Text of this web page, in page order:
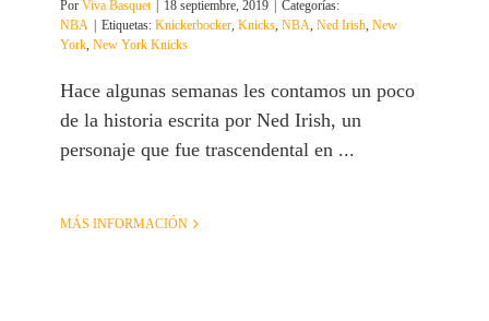
Por Viva Basquet | 18 septiembre, 2019 | Categorías:
NBA | Etiquetas: Knickerbocker Knicks NBA Ned Irish New
York New York Knicks
Hace algunas semanas les contamos un poco
de la historia escrita por Ned Irish, un
personaje que fue trascendental en ...
MÁS INFORMACIÓN